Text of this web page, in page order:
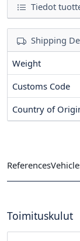
Tiedot
Shipping
Weight
Customs Code
Country of
References
Toimituskulut